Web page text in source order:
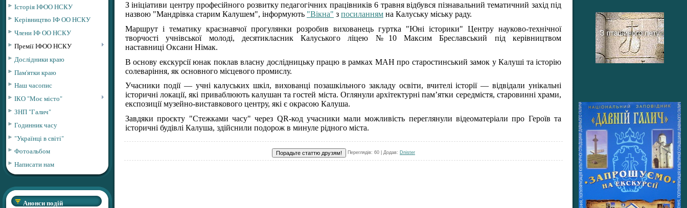
Історія ІФОО НСКУ
Керівництво ІФ ОО НСКУ
Члени ІФ ОО НСКУ
Премії ІФОО НСКУ
Дослідники краю
Пам'ятки краю
Наш часопис
ІКО "Моє місто"
ЗНП "Галич"
Годинник часу
"Українці в світі"
Фотоальбом
Написати нам
Анонси подій
З ініціативи центру професійного розвитку педагогічних працівників 6 травня відбувся пізнавальний тематичний захід під
назвою "Мандрівка старим Калушем", інформують "Вікна" з посиланням на Калуську міську раду.
Маршрут і тематику краєзнавчої прогулянки розробив вихованець гуртка "Юні історики" Центру науково-технічної
творчості учнівської молоді, десятикласник Калуського ліцею №10 Максим Бреславський під керівництвом
наставниці Оксани Німак.
В основу екскурсії юнак поклав власну дослідницьку працю в рамках МАН про старостинський замок у Калуші та історію
солеваріння, як основного місцевого промислу.
Учасники події — учні калуських шкіл, вихованці позашкільного закладу освіти, вчителі історії — відвідали унікальні
історичні локації, які приваблюють калушан та гостей міста. Оглянули архітектурні пам’ятки середмістя, старовинні храми,
експозиції музейно-виставкового центру, які є окрасою Калуша.
Завдяки проєкту "Стежками часу" через QR-код учасники мали можливість переглянули відеоматеріали про Героїв та
історичні будівлі Калуша, здійснили подорож в минуле рідного міста.
Переглядів: 60 | Додав: Dnister